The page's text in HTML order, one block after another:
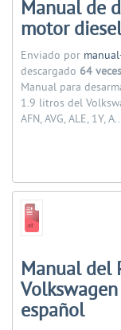
Manual de
motor
Enviado por
descargado 64 veces
Manual para
1.9 litros del
AFN, AVG, ALE, 1Y,
Manual del
español